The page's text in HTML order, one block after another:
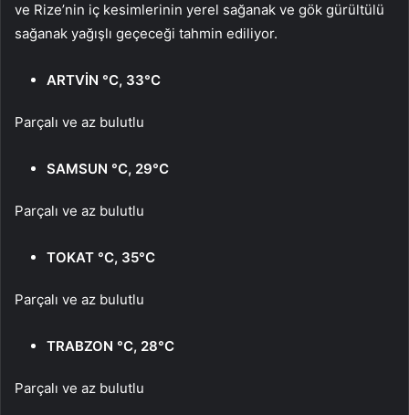
ve Rize’nin iç kesimlerinin yerel sağanak ve gök gürültülü
sağanak yağışlı geçeceği tahmin ediliyor.
ARTVİN °C, 33°C
Parçalı ve az bulutlu
SAMSUN °C, 29°C
Parçalı ve az bulutlu
TOKAT °C, 35°C
Parçalı ve az bulutlu
TRABZON °C, 28°C
Parçalı ve az bulutlu